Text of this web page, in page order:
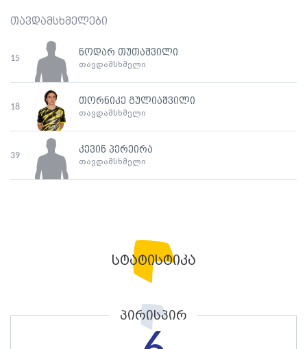
თავდამსხმელები
15
ნოდარ თუთაშვილი
თავდამსხმელი
18
თორნიკე გულიაშვილი
თავდამსხმელი
39
კევინ პერეირა
თავდამსხმელი
სტატისტიკა
პირისპირ